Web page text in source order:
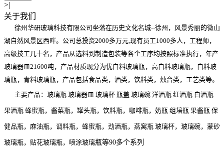
>|
关于我们
徐州华研玻璃科技有限公司坐落在历史文化名城--徐州，风景秀丽的微山
湖自然风景区西畔。公司总投资2000多万元,现有员工1000多人，工程师，
高级技工几十名，产品从选料到制造包装等各个工序均按照标准执行，年产
玻璃器皿21600吨，产品材质现分为优白料玻璃瓶，高白料玻璃瓶，白料玻
璃瓶，青料玻璃瓶，产品包括食品类，酒类，饮料类，烛台类，工艺类等。
主要产品：玻璃瓶 玻璃器皿 玻璃杯 瓶盖 玻璃碗 洋酒瓶 红酒瓶 白酒瓶
果酒瓶 蜂蜜瓶，酱菜瓶，罐头瓶，饮料瓶，咖啡瓶，奶瓶 组培瓶 果酱瓶 保
健品瓶，麻油瓶，调料瓶，蜂蜜瓶，劲酒瓶，燕窝瓶 玻璃杯，玻璃碗，蒙砂
玻璃瓶，贴花玻璃瓶，喷涂玻璃瓶等90多个系列